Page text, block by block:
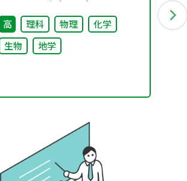
IS LIFE？ 生命とは何か
高 理科 物理
化学
生物
地学